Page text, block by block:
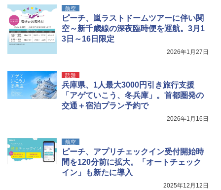
航空
ピーチ、嵐ラストドームツアーに伴い関
空～新千歳線の深夜臨時便を運航。3月1
3日～16日限定
2026年1月27日
話題
兵庫県、1人最大3000円引き旅行支援
「アゲていこう、冬兵庫」。首都圏発の
交通＋宿泊プラン予約で
2026年1月16日
航空
ピーチ、アプリチェックイン受付開始時
間を120分前に拡大。「オートチェック
イン」も新たに導入
2025年12月12日